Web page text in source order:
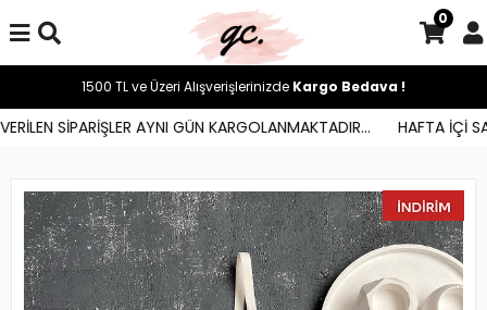
SİPARİŞLER AYNI GÜN KARGOLANMAKTADIR... HAFTA İÇİ
0
1500 TL ve Üzeri Alışverişlerinizde Kargo Bedava !